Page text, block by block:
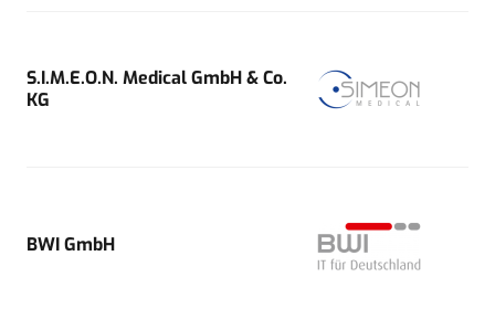
S.I.M.E.O.N. Medical GmbH & Co.
KG
BWI GmbH